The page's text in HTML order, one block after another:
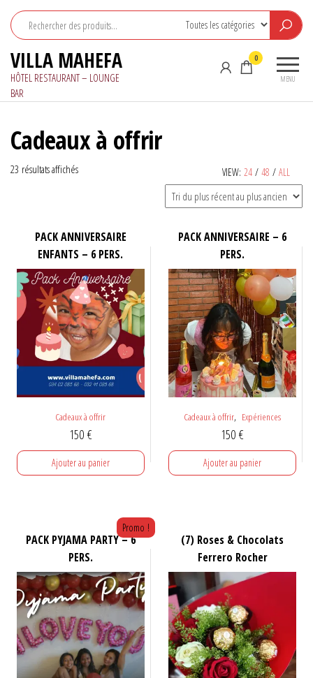
contenu
VILLA MAHEFA
HÔTEL RESTAURANT – LOUNGE
BAR
MENU
0
Cadeaux à offrir
VIEW: 24 / 48 / ALL
23 résultats affichésTrié
au
plus
ancien
PACK ANNIVERSAIRE
ENFANTS – 6 PERS.
Cadeaux à offrir
150€
Ajouter au panier
PACK ANNIVERSAIRE – 6
PERS.
Cadeaux à offrir, Expériences
150€
Ajouter au panier
Promo !
PACK PYJAMA PARTY – 6
PERS.
(7) Roses & Chocolats
Ferrero Rocher